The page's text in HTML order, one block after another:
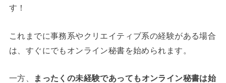
す！
これまでに事務系やクリエイティブ系の経験がある場合
は、すぐにでもオンライン秘書を始められます。
一方、
まったくの未経験であってもオンライン秘書は始